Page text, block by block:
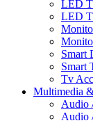
LED
LED
Smart
Smart
Tv
Multimedia
Audio
Audio